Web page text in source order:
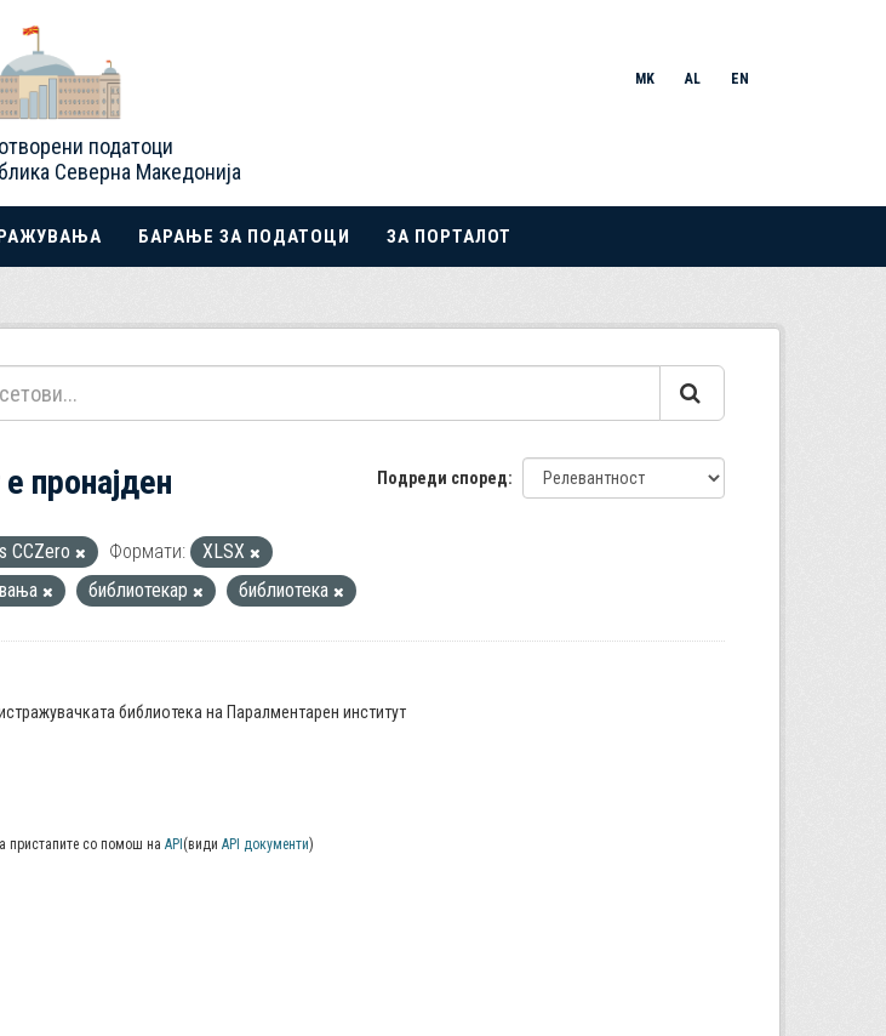
податоци
Северна Македонија
MK AL EN
БАРАЊЕ ЗА ПОДАТОЦИ ЗА ПОРТАЛОТ
Подреди според
пронајден
CCZero Формати:
XLSX
библиотекар библиотека
библиотека на Паралментарен институт
пристапите со помош на API (види API документи)